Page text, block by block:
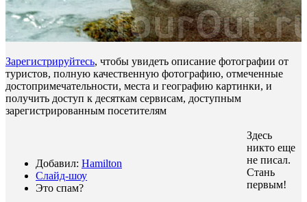
Зарегистрируйтесь, чтобы увидеть описание фотографии от
туристов, полную качественную фотографию, отмеченные
достопримечательности, места и географию картинки, и
получить доступ к десяткам сервисам, доступным
зарегистрированным посетителям
Добавил: Hamilton
Слайд-шоу
Это спам?
Здесь
никто еще
не писал.
Стань
первым!